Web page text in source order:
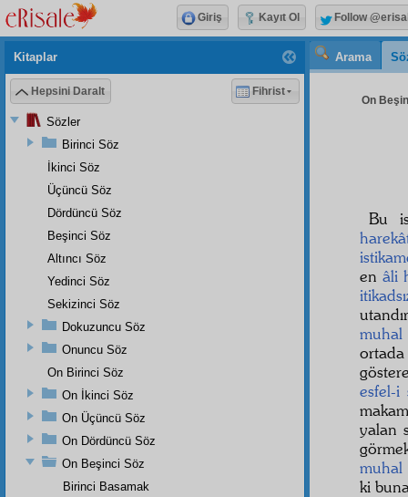
Arama
On
Bu
en âli
muhal
esfel-i
yalan
muhal
ki
Kitaplar
Hepsini Daralt Fihrist
Sözler
Birinci Söz
İkinci Söz
Üçüncü Söz
Dördüncü Söz
Beşinci Söz
Altıncı Söz
Yedinci Söz
Sekizinci Söz
Dokuzuncu Söz
Onuncu Söz
On Birinci Söz
On İkinci Söz
On Üçüncü Söz
On Dördüncü Söz
On Beşinci Söz
Birinci Basamak
Giriş Kayıt Ol Follow